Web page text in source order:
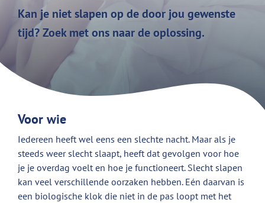
Kan je niet slapen op de door jou gewenste
tijd? Zoek met ons naar de oplossing.
Voor wie
Iedereen heeft wel eens een slechte nacht. Maar als je
steeds weer slecht slaapt, heeft dat gevolgen voor hoe
je je overdag voelt en hoe je functioneert. Slecht slapen
kan veel verschillende oorzaken hebben. Eén daarvan is
een biologische klok die niet in de pas loopt met het